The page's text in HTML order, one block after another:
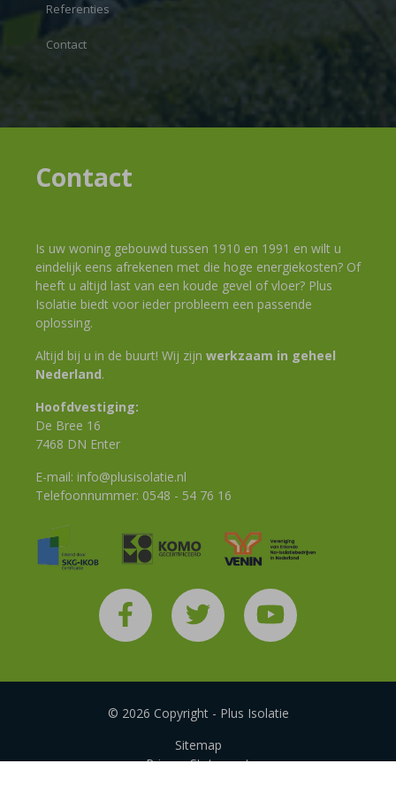
Referenties
Contact
Contact
Is uw woning gebouwd tussen 1910 en 1991 en wilt u
eindelijk eens afrekenen met die hoge energiekosten? Of
heeft u altijd last van een koude gevel of vloer? Plus
Isolatie biedt voor ieder probleem een passende
oplossing.
Altijd bij u in de buurt! Wij zijn werkzaam in geheel
Nederland.
Hoofdvestiging:
De Bree 16
7468 DN Enter
E-mail: info@plusisolatie.nl
Telefoonnummer: 0548 - 54 76 16
© 2026 Copyright - Plus Isolatie
Sitemap
Privacy Statement